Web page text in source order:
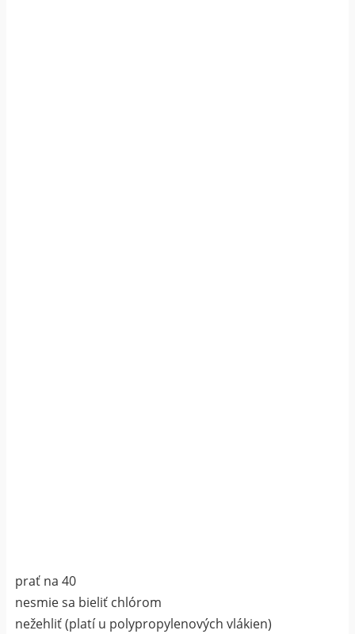
prať na 40
nesmie sa bieliť chlórom
nežehliť (platí u polypropylenových vlákien)